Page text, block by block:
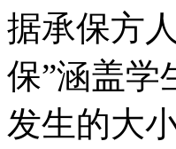
据承保方
保”涵盖学
发生的大